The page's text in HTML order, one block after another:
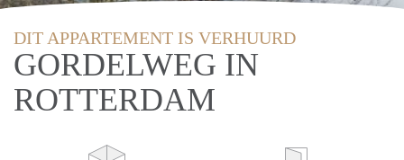
DIT APPARTEMENT IS VERHUURD
GORDELWEG IN
ROTTERDAM